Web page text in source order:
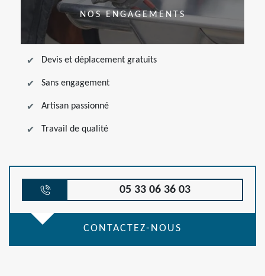
NOS ENGAGEMENTS
Devis et déplacement gratuits
Sans engagement
Artisan passionné
Travail de qualité
05 33 06 36 03
CONTACTEZ-NOUS